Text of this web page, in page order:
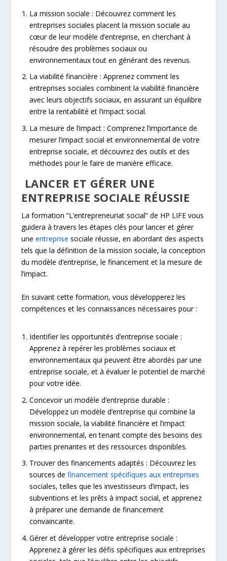
La mission sociale : Découvrez comment les
entreprises sociales placent la mission sociale au
cœur de leur modèle d’entreprise, en cherchant à
résoudre des problèmes sociaux ou
environnementaux tout en générant des revenus.
La viabilité financière : Apprenez comment les
entreprises sociales combinent la viabilité financière
avec leurs objectifs sociaux, en assurant un équilibre
entre la rentabilité et l’impact social.
La mesure de l’impact : Comprenez l’importance de
mesurer l’impact social et environnemental de votre
entreprise sociale, et découvrez des outils et des
méthodes pour le faire de manière efficace.
LANCER ET GÉRER UNE
ENTREPRISE SOCIALE RÉUSSIE
La formation “L’entrepreneuriat social” de HP LIFE vous
guidera à travers les étapes clés pour lancer et gérer
uneentreprise sociale réussie, en abordant des aspects
tels que la définition de la mission sociale, la conception
du modèle d’entreprise, le financement et la mesure de
l’impact.
En suivant cette formation, vous développerez les
compétences et les connaissances nécessaires pour :
Identifier les opportunités d’entreprise sociale :
Apprenez à repérer les problèmes sociaux et
environnementaux qui peuvent être abordés par une
entreprise sociale, et à évaluer le potentiel de marché
pour votre idée.
Concevoir un modèle d’entreprise durable :
Développez un modèle d’entreprise qui combine la
mission sociale, la viabilité financière et l’impact
environnemental, en tenant compte des besoins des
parties prenantes et des ressources disponibles.
Trouver des financements adaptés : Découvrez les
sources definancement spécifiques aux entreprises
sociales, telles que les investisseurs d’impact, les
subventions et les prêts à impact social, et apprenez
à préparer une demande de financement
convaincante.
Gérer et développer votre entreprise sociale :
Apprenez à gérer les défis spécifiques aux entreprises